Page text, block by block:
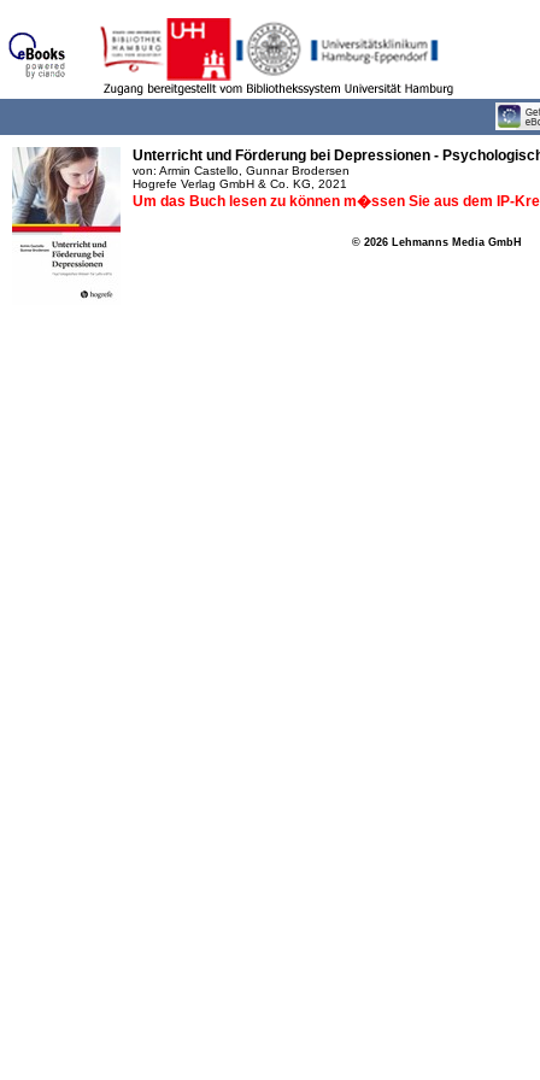
Unterricht und Förderung bei Depressionen -
von: Armin Castello, Gunnar Brodersen
Hogrefe Verlag GmbH & Co. KG, 2021
Um das Buch lesen zu können m�ssen Sie aus dem IP-
© 2026 Lehmanns Media GmbH